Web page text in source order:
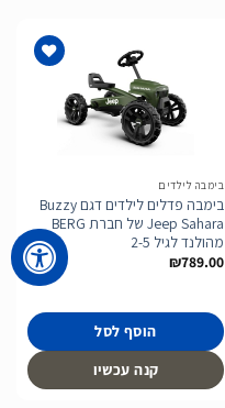
בימבה לילדים
בימבה פדלים לילדים דגם Buzzy
Jeep Sahara של חברת BERG
מהולנד לגיל 2-5
₪789.00
הוסף לסל
קנה עכשיו